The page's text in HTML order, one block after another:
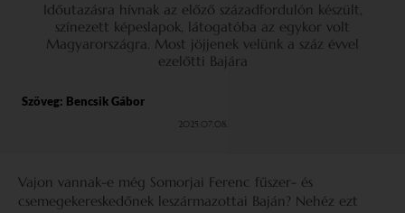
Időutazásra hívnak az előző századfordulón készült,
színezett képeslapok, látogatóba az egykor volt
Magyarországra. Most jöjjenek velünk a száz évvel
ezelőtti Bajára
Szöveg: Bencsik Gábor
2025.07.08.
Vajon vannak-e még Somorjai Ferenc fűszer- és
csemegekereskedőnek leszármazottai Baján? Nehéz ezt